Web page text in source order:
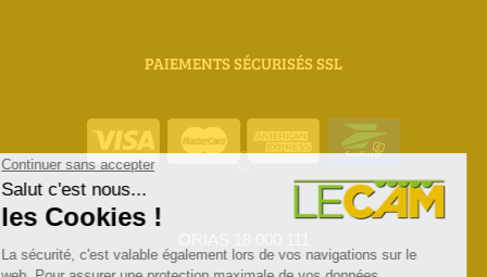
PAIEMENTS SÉCURISÉS SSL